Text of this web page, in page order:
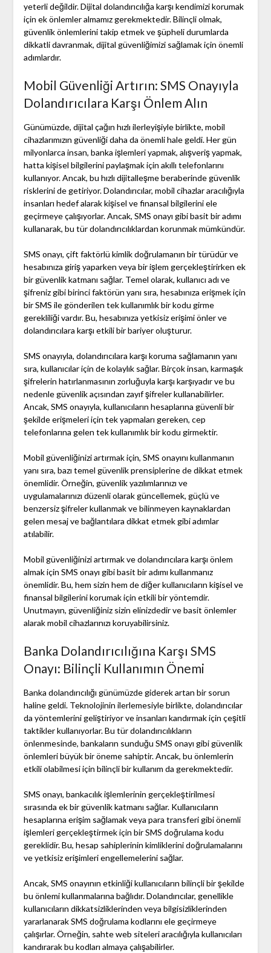
yeterli değildir. Dijital dolandırıcılığa karşı kendimizi korumak
için ek önlemler almamız gerekmektedir. Bilinçli olmak,
güvenlik önlemlerini takip etmek ve şüpheli durumlarda
dikkatli davranmak, dijital güvenliğimizi sağlamak için önemli
adımlardır.
Mobil Güvenliği Artırın: SMS Onayıyla
Dolandırıcılara Karşı Önlem Alın
Günümüzde, dijital çağın hızlı ilerleyişiyle birlikte, mobil
cihazlarımızın güvenliği daha da önemli hale geldi. Her gün
milyonlarca insan, banka işlemleri yapmak, alışveriş yapmak,
hatta kişisel bilgilerini paylaşmak için akıllı telefonlarını
kullanıyor. Ancak, bu hızlı dijitalleşme beraberinde güvenlik
risklerini de getiriyor. Dolandırıcılar, mobil cihazlar aracılığıyla
insanları hedef alarak kişisel ve finansal bilgilerini ele
geçirmeye çalışıyorlar. Ancak, SMS onayı gibi basit bir adımı
kullanarak, bu tür dolandırıcılıklardan korunmak mümkündür.
SMS onayı, çift faktörlü kimlik doğrulamanın bir türüdür ve
hesabınıza giriş yaparken veya bir işlem gerçekleştirirken ek
bir güvenlik katmanı sağlar. Temel olarak, kullanıcı adı ve
şifreniz gibi birinci faktörün yanı sıra, hesabınıza erişmek için
bir SMS ile gönderilen tek kullanımlık bir kodu girme
gerekliliği vardır. Bu, hesabınıza yetkisiz erişimi önler ve
dolandırıcılara karşı etkili bir bariyer oluşturur.
SMS onayıyla, dolandırıcılara karşı koruma sağlamanın yanı
sıra, kullanıcılar için de kolaylık sağlar. Birçok insan, karmaşık
şifrelerin hatırlanmasının zorluğuyla karşı karşıyadır ve bu
nedenle güvenlik açısından zayıf şifreler kullanabilirler.
Ancak, SMS onayıyla, kullanıcıların hesaplarına güvenli bir
şekilde erişmeleri için tek yapmaları gereken, cep
telefonlarına gelen tek kullanımlık bir kodu girmektir.
Mobil güvenliğinizi artırmak için, SMS onayını kullanmanın
yanı sıra, bazı temel güvenlik prensiplerine de dikkat etmek
önemlidir. Örneğin, güvenlik yazılımlarınızı ve
uygulamalarınızı düzenli olarak güncellemek, güçlü ve
benzersiz şifreler kullanmak ve bilinmeyen kaynaklardan
gelen mesaj ve bağlantılara dikkat etmek gibi adımlar
atılabilir.
Mobil güvenliğinizi artırmak ve dolandırıcılara karşı önlem
almak için SMS onayı gibi basit bir adımı kullanmanız
önemlidir. Bu, hem sizin hem de diğer kullanıcıların kişisel ve
finansal bilgilerini korumak için etkili bir yöntemdir.
Unutmayın, güvenliğiniz sizin elinizdedir ve basit önlemler
alarak mobil cihazlarınızı koruyabilirsiniz.
Banka Dolandırıcılığına Karşı SMS
Onayı: Bilinçli Kullanımın Önemi
Banka dolandırıcılığı günümüzde giderek artan bir sorun
haline geldi. Teknolojinin ilerlemesiyle birlikte, dolandırıcılar
da yöntemlerini geliştiriyor ve insanları kandırmak için çeşitli
taktikler kullanıyorlar. Bu tür dolandırıcılıkların
önlenmesinde, bankaların sunduğu SMS onayı gibi güvenlik
önlemleri büyük bir öneme sahiptir. Ancak, bu önlemlerin
etkili olabilmesi için bilinçli bir kullanım da gerekmektedir.
SMS onayı, bankacılık işlemlerinin gerçekleştirilmesi
sırasında ek bir güvenlik katmanı sağlar. Kullanıcıların
hesaplarına erişim sağlamak veya para transferi gibi önemli
işlemleri gerçekleştirmek için bir SMS doğrulama kodu
gereklidir. Bu, hesap sahiplerinin kimliklerini doğrulamalarını
ve yetkisiz erişimleri engellemelerini sağlar.
Ancak, SMS onayının etkinliği kullanıcıların bilinçli bir şekilde
bu önlemi kullanmalarına bağlıdır. Dolandırıcılar, genellikle
kullanıcıların dikkatsizliklerinden veya bilgisizliklerinden
yararlanarak SMS doğrulama kodlarını ele geçirmeye
çalışırlar. Örneğin, sahte web siteleri aracılığıyla kullanıcıları
kandırarak bu kodları almaya çalışabilirler.